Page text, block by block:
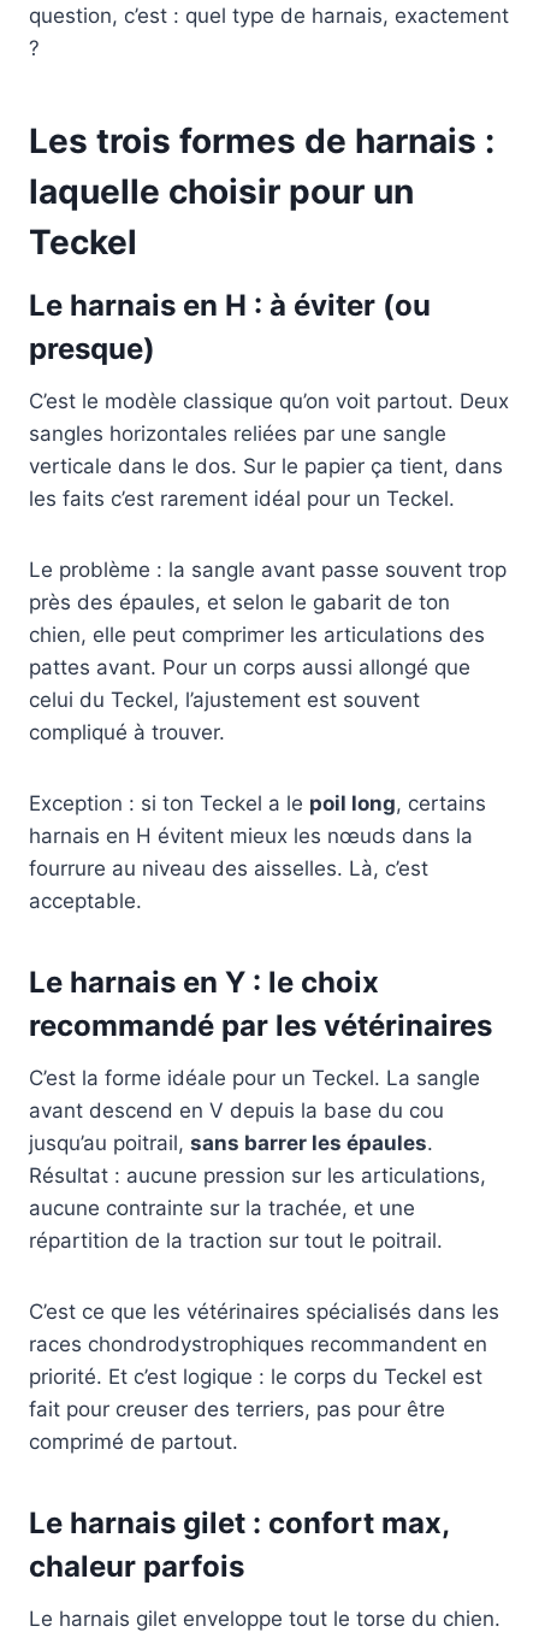
question, c’est : quel type de harnais, exactement
?
Les trois formes de harnais :
laquelle choisir pour un
Teckel
Le harnais en H : à éviter (ou
presque)
C’est le modèle classique qu’on voit partout. Deux
sangles horizontales reliées par une sangle
verticale dans le dos. Sur le papier ça tient, dans
les faits c’est rarement idéal pour un Teckel.
Le problème : la sangle avant passe souvent trop
près des épaules, et selon le gabarit de ton
chien, elle peut comprimer les articulations des
pattes avant. Pour un corps aussi allongé que
celui du Teckel, l’ajustement est souvent
compliqué à trouver.
Exception : si ton Teckel a le poil long, certains
harnais en H évitent mieux les nœuds dans la
fourrure au niveau des aisselles. Là, c’est
acceptable.
Le harnais en Y : le choix
recommandé par les vétérinaires
C’est la forme idéale pour un Teckel. La sangle
avant descend en V depuis la base du cou
jusqu’au poitrail, sans barrer les épaules.
Résultat : aucune pression sur les articulations,
aucune contrainte sur la trachée, et une
répartition de la traction sur tout le poitrail.
C’est ce que les vétérinaires spécialisés dans les
races chondrodystrophiques recommandent en
priorité. Et c’est logique : le corps du Teckel est
fait pour creuser des terriers, pas pour être
comprimé de partout.
Le harnais gilet : confort max,
chaleur parfois
Le harnais gilet enveloppe tout le torse du chien.